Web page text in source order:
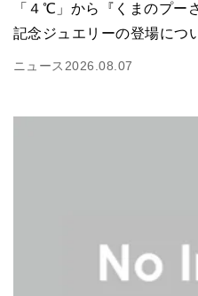
「４℃」から『くまのプー
記念ジュエリーの登場につ
ニュース2026.08.07